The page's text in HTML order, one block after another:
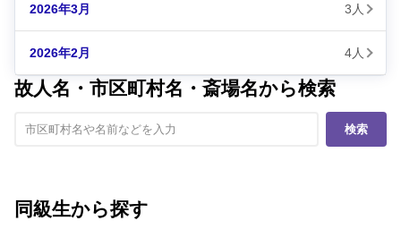
2026年3月 3人
2026年2月 4人
故人名・市区町村名・斎場名から検索
検索
同級生から探す